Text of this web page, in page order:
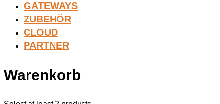
GATEWAYS
ZUBEHÖR
CLOUD
PARTNER
Warenkorb